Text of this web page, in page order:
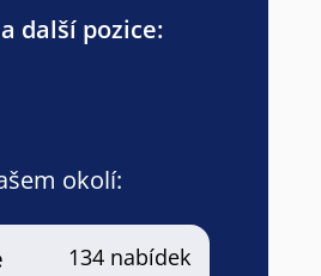
další pozice:
okolí:
134 nabídek